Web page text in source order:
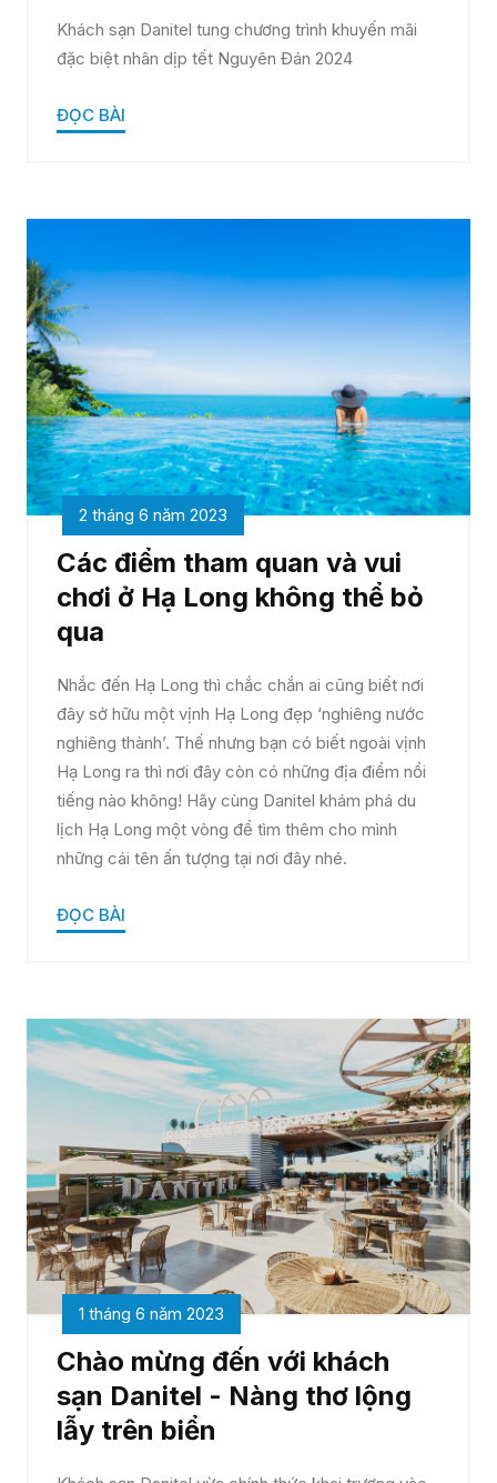
Khách sạn Danitel tung chương trình khuyến mãi
đặc biệt nhân dịp tết Nguyên Đán 2024
ĐỌC BÀI
2 tháng 6 năm 2023
Các điểm tham quan và vui
chơi ở Hạ Long không thể bỏ
qua
Nhắc đến Hạ Long thì chắc chắn ai cũng biết nơi
đây sở hữu một vịnh Hạ Long đẹp ‘nghiêng nước
nghiêng thành’. Thế nhưng bạn có biết ngoài vịnh
Hạ Long ra thì nơi đây còn có những địa điểm nổi
tiếng nào không! Hãy cùng Danitel khám phá du
lịch Hạ Long một vòng để tìm thêm cho mình
những cái tên ấn tượng tại nơi đây nhé.
ĐỌC BÀI
1 tháng 6 năm 2023
Chào mừng đến với khách
sạn Danitel - Nàng thơ lộng
lẫy trên biển